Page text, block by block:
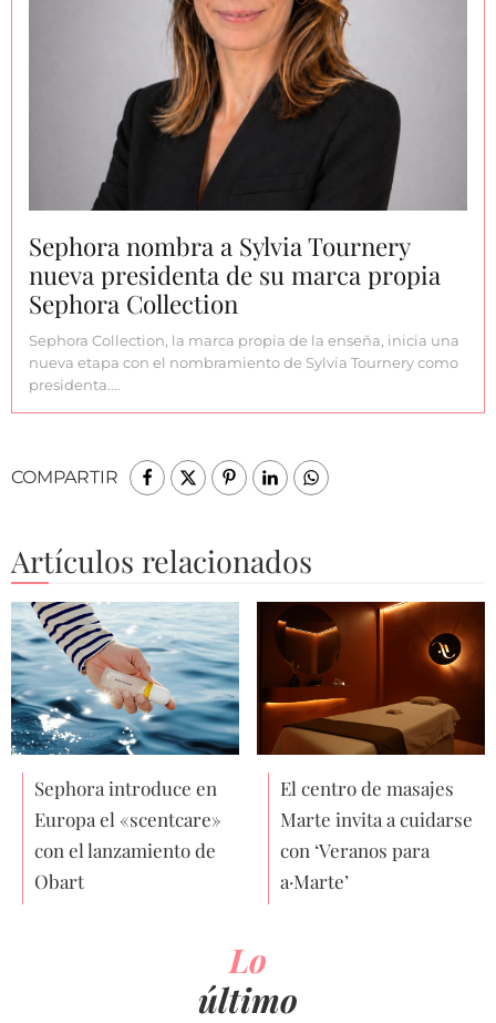
Sephora nombra a Sylvia Tournery
nueva presidenta de su marca propia
Sephora Collection
Sephora Collection, la marca propia de la enseña, inicia una
nueva etapa con el nombramiento de Sylvia Tournery como
presidenta.…
COMPARTIR
Artículos relacionados
Sephora introduce en
Europa el «scentcare»
con el lanzamiento de
Obart
El centro de masajes
Marte invita a cuidarse
con ‘Veranos para
a·Marte’
Lo
último